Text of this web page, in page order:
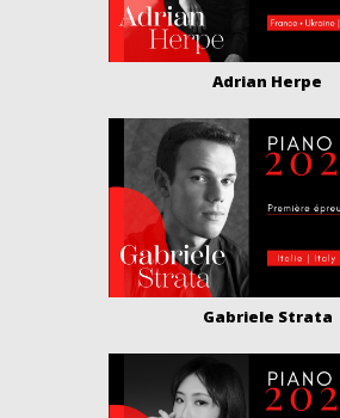
Adrian Herpe
Gabriele Strata